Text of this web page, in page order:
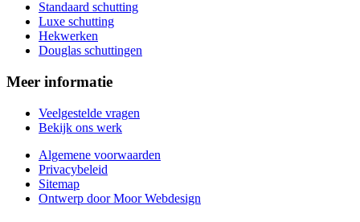
Standaard schutting
Luxe schutting
Hekwerken
Douglas schuttingen
Meer informatie
Veelgestelde vragen
Bekijk ons werk
Algemene voorwaarden
Privacybeleid
Sitemap
Ontwerp door Moor Webdesign